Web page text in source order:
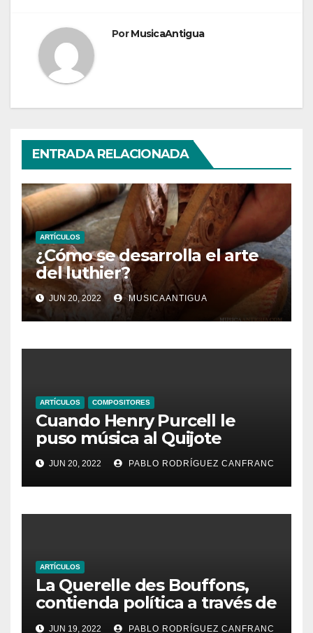
PorMusicaAntigua
ENTRADA RELACIONADA
ARTÍCULOS
¿Cómo se desarrolla el arte
del luthier?
JUN 20, 2022 MUSICAANTIGUA
ARTÍCULOS COMPOSITORES
Cuando Henry Purcell le
puso música al Quijote
JUN 20, 2022 PABLO RODRÍGUEZ CANFRANC
ARTÍCULOS
La Querelle des Bouffons,
contienda política a través de
la ópera
JUN 19, 2022 PABLO RODRÍGUEZ CANFRANC